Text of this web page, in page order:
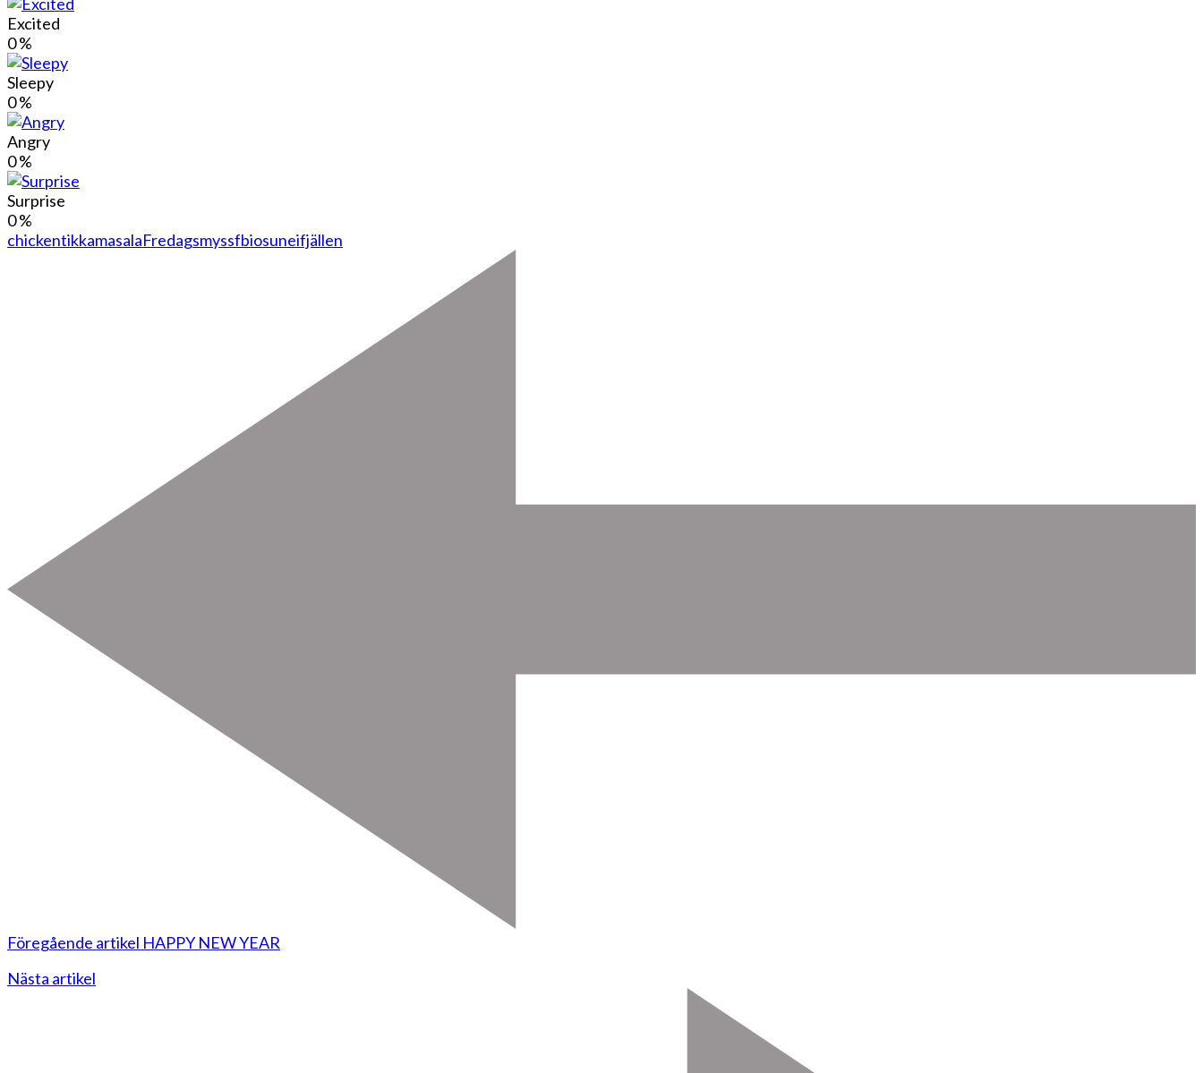
Excited
0%
Sleepy
0%
Angry
0%
Surprise
0%
chickentikkamasalaFredagsmyssfbiosuneifjällen
Föregående artikel HAPPY NEW YEAR
Nästa artikel